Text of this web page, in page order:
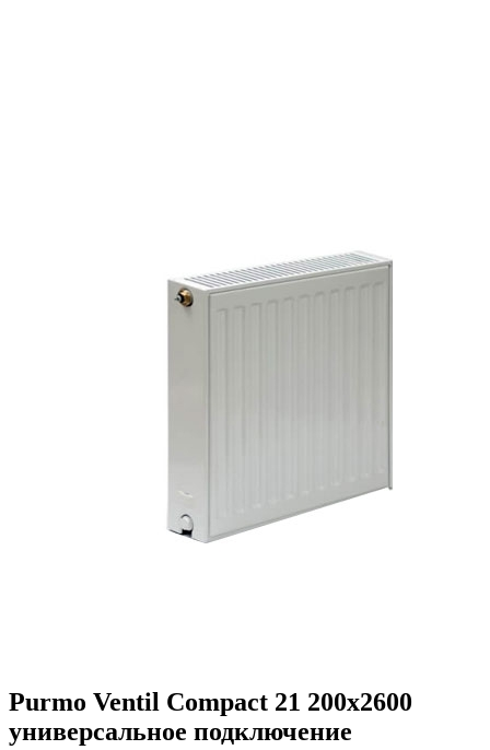
Purmo Ventil Compact 21 200x2600
универсальное подключение